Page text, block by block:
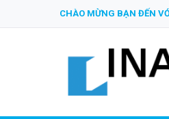
CHÀO MỪNG BẠN ĐẾN